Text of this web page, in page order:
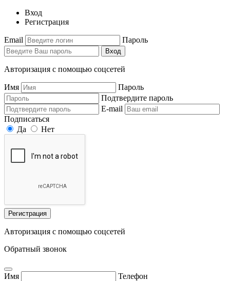
Вход
Регистрация
Email Пароль
Вход
Авторизация с помощью соцсетей
Имя
Пароль
Подтвердите пароль
E-mail
Подписаться
Да
Нет
Регистрация
Авторизация с помощью соцсетей
Обратный звонок
Имя Телефон